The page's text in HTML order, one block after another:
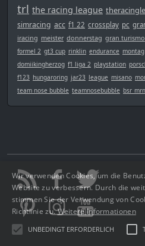
trl the racing league
simracing acc f1 22 crossplay pc
iracing meister donnerstag gran turismo
formel 2 gt3 cup rinklin endurance montag
domiikingherzog f1 liga 2 playstation
f123 hungaroring jar23 league misano
team nose bubble teamnosebubble
Wir verwenden Cookies, um die
Website zu verbessern. Durch die
stimmen Sie der Verwendung von
Richtlinie zu.Weitere Informationen
UNBEDINGT ERFORDERLICH